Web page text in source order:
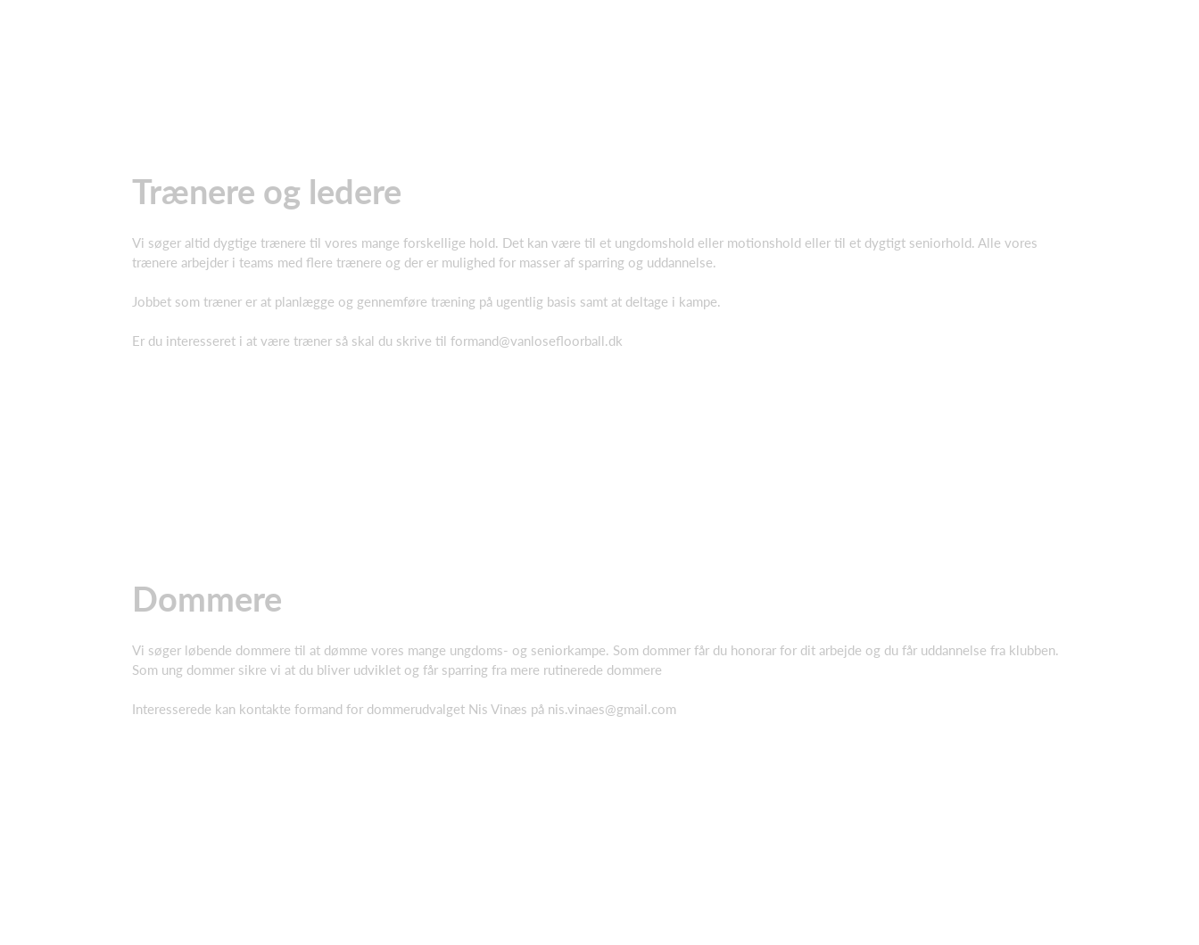
Trænere og ledere
Vi søger altid dygtige trænere til vores mange forskellige hold. Det kan være til et ungdomshold eller motionshold eller til et dygtigt seniorhold. Alle vores
trænere arbejder i teams med flere trænere og der er mulighed for masser af sparring og uddannelse.
Jobbet som træner er at planlægge og gennemføre træning på ugentlig basis samt at deltage i kampe.
Er du interesseret i at være træner så skal du skrive til formand@vanlosefloorball.dk
Dommere
Vi søger løbende dommere til at dømme vores mange ungdoms- og seniorkampe. Som dommer får du honorar for dit arbejde og du får uddannelse fra klubben.
Som ung dommer sikre vi at du bliver udviklet og får sparring fra mere rutinerede dommere
Interesserede kan kontakte formand for dommerudvalget Nis Vinæs på nis.vinaes@gmail.com